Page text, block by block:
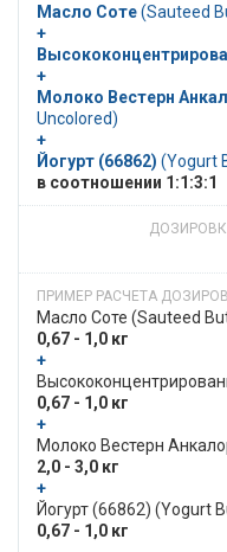
Масло Соте (Sauteed
+
+
Молоко Вестерн
Uncolored)
+
Йогурт (66862) (Yogurt
в​​ соотношении​​ 1:1:3:1
Масло Соте​​ (Sauteed
0,67 - 1,0 кг
+
0,67 - 1,0 кг
+
Молоко Вестерн
2,0 - 3,0 кг
+
Йогурт (66862)​​ (Yogurt
0,67 - 1,0 кг